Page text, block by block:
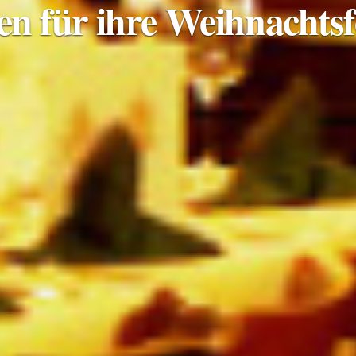
für ihre